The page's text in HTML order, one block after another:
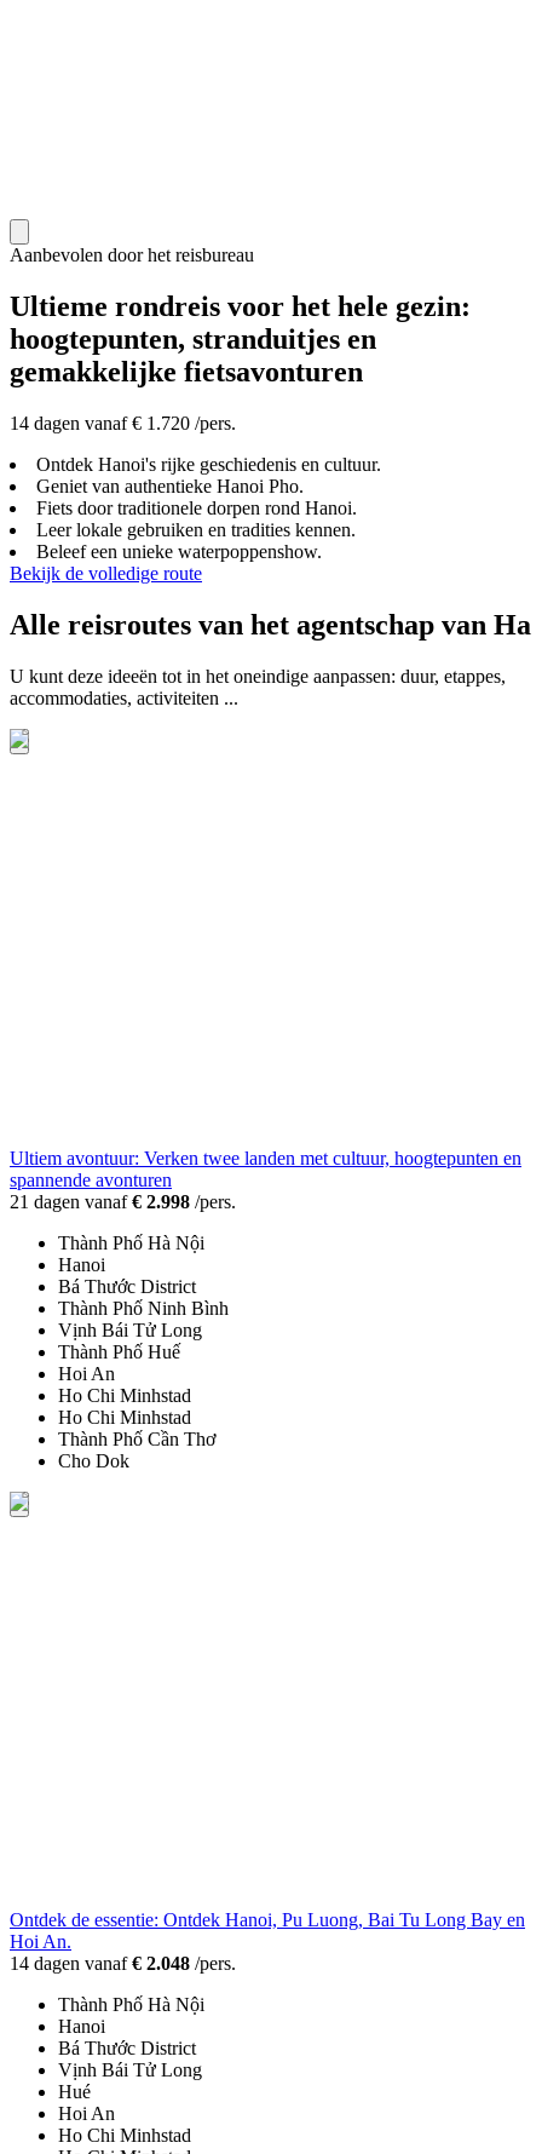
Aanbevolen door het reisbureau
Ultieme rondreis voor het hele gezin:
hoogtepunten, stranduitjes en
gemakkelijke fietsavonturen
14 dagen vanaf € 1.720 /pers.
Ontdek Hanoi's rijke geschiedenis en cultuur.
Geniet van authentieke Hanoi Pho.
Fiets door traditionele dorpen rond Hanoi.
Leer lokale gebruiken en tradities kennen.
Beleef een unieke waterpoppenshow.
Bekijk de volledige route
Alle reisroutes van het agentschap van Ha
U kunt deze ideeën tot in het oneindige aanpassen: duur, etappes,
accommodaties, activiteiten ...
Ultiem avontuur: Verken twee landen met cultuur, hoogtepunten en
spannende avonturen
21 dagen vanaf€ 2.998 /pers.
Thành Phố Hà Nội
Hanoi
Bá Thước District
Thành Phố Ninh Bình
Vịnh Bái Tử Long
Thành Phố Huế
Hoi An
Ho Chi Minhstad
Ho Chi Minhstad
Thành Phố Cần Thơ
Cho Dok
Ontdek de essentie: Ontdek Hanoi, Pu Luong, Bai Tu Long Bay en
Hoi An.
14 dagen vanaf€ 2.048 /pers.
Thành Phố Hà Nội
Hanoi
Bá Thước District
Vịnh Bái Tử Long
Hué
Hoi An
Ho Chi Minhstad